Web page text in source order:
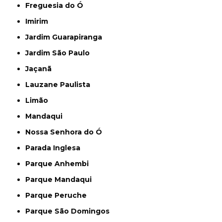
Freguesia do Ó
Imirim
Jardim Guarapiranga
Jardim São Paulo
Jaçanã
Lauzane Paulista
Limão
Mandaqui
Nossa Senhora do Ó
Parada Inglesa
Parque Anhembi
Parque Mandaqui
Parque Peruche
Parque São Domingos